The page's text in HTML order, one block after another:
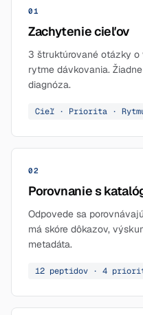
01
Zachytenie cieľov
3 štruktúrované otázky
rytme dávkovania.
diagnóza.
Cieľ · Priorita ·
02
Porovnanie s
Odpovede sa
má skóre dôkazov,
metadáta.
12 peptidov · 4